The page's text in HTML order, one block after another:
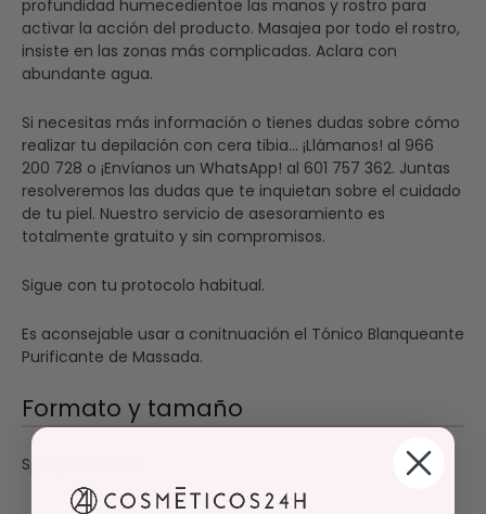
profundidad humecedientoe las manos y rostro para
activar la acción del producto. Masajea por todo el rostro,
insiste en las zonas más complicadas. Aclara con
abundante agua.
Si necesitas más información o tienes dudas sobre cómo
realizar tu depilación con cera tibia... ¡Llámanos! al 966
200 728 o ¡Envíanos un WhatsApp! al 601 757 362. Juntas
resolveremos las dudas que te inquietan sobre el cuidado
de tu piel. Nuestro servicio de asesoramiento es
totalmente gratuito y sin compromisos.
Sigue con tu protocolo habitual.
Es aconsejable usar a conitnuación el Tónico Blanqueante
Purificante de Massada.
Formato y tamaño
Spray de 200ml.